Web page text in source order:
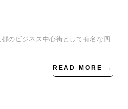
のビジネス中心街として有名な四
READ MORE →